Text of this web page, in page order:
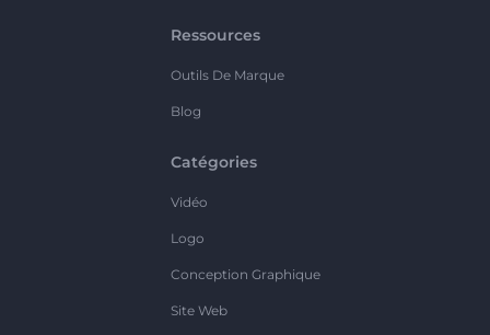
Ressources
Outils De Marque
Blog
Catégories
Vidéo
Logo
Conception Graphique
Site Web